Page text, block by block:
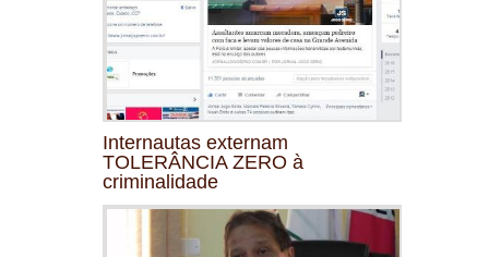
Internautas externam
TOLERÂNCIA ZERO à
criminalidade